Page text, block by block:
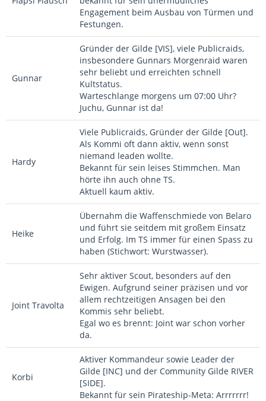
Engagement beim Ausbau von Türmen und
Festungen.
Gunnar
Gründer der Gilde [VIS], viele Publicraids,
insbesondere Gunnars Morgenraid waren
sehr beliebt und erreichten schnell
Kultstatus.
Warteschlange morgens um 07:00 Uhr?
Juchu, Gunnar ist da!
Hardy
Viele Publicraids, Gründer der Gilde [Out].
Als Kommi oft dann aktiv, wenn sonst
niemand leaden wollte.
Bekannt für sein leises Stimmchen. Man
hörte ihn auch ohne TS.
Aktuell kaum aktiv.
Heike
Übernahm die Waffenschmiede von Belaro
und führt sie seitdem mit großem Einsatz
und Erfolg. Im TS immer für einen Spass zu
haben (Stichwort: Wurstwasser).
Joint Travolta
Sehr aktiver Scout, besonders auf den
Ewigen. Aufgrund seiner präzisen und vor
allem rechtzeitigen Ansagen bei den
Kommis sehr beliebt.
Egal wo es brennt: Joint war schon vorher
da.
Korbi
Aktiver Kommandeur sowie Leader der
Gilde [INC] und der Community Gilde RIVER
[SIDE].
Bekannt für sein Pirateship-Meta: Arrrrrrr!